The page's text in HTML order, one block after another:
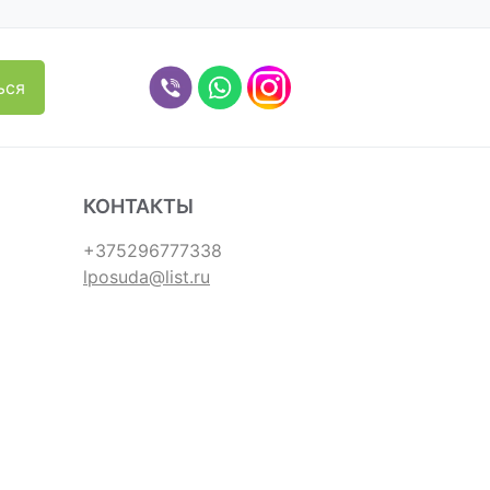
КОНТАКТЫ
+375296777338
lposuda@list.ru